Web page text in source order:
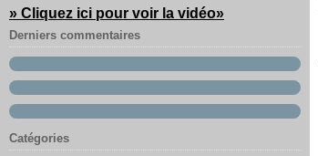
» Cliquez ici pour voir la vidéo»
Derniers commentaires
Catégories